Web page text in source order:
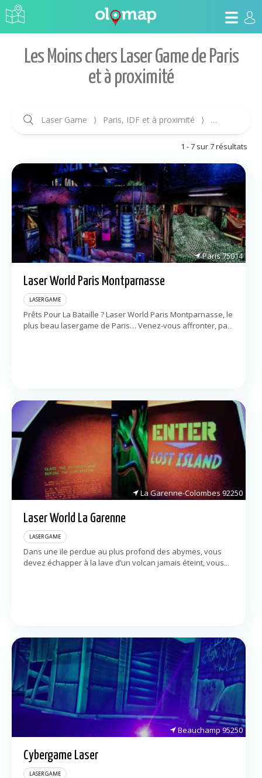
Les Moins chers Laser Game de Paris
et à proximité
Laser Game ⟩ Paris, IDF et à proximité ⟩
1 - 7 sur 7 résultats
Paris75014
Laser World Paris Montparnasse
LASER GAME
Prêts Pour La Bataille ? Laser World Paris Montparnasse, le
plus beau lasergame de Paris… Venez-vous affronter, par
La Garenne-Colombes 92250
Laser World La Garenne
LASER GAME
Dans une ile perdue au plus profond des abymes, vous
devez échapper à la lave d’un volcan jamais éteint, vous
Beauchamp95250
Cybergame Laser
LASER GAME